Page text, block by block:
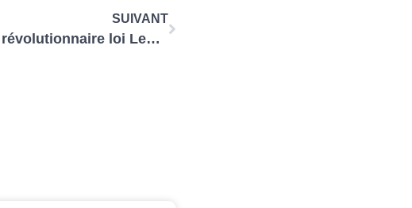
SUIVANT
Tout savoir sur la révolutionnaire loi Lemoine